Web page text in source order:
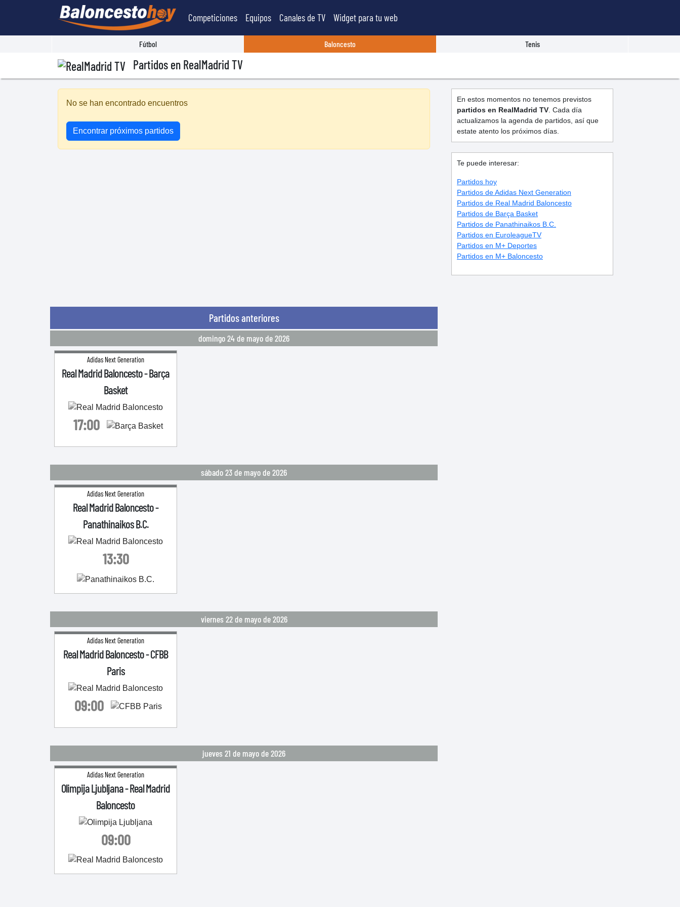
Competiciones Equipos Canales de TV Widget para tu web
Fútbol Baloncesto Tenis
Partidos en RealMadrid TV
No se han encontrado encuentros
Encontrar próximos partidos
Partidos anteriores
domingo 24 de mayo de 2026
Adidas Next Generation
Real Madrid Baloncesto-Barça
Basket
17:00
sábado 23 de mayo de 2026
Adidas Next Generation
Real Madrid Baloncesto-
Panathinaikos B.C.
13:30
viernes 22 de mayo de 2026
Adidas Next Generation
Real Madrid Baloncesto-CFBB
Paris
09:00
jueves 21 de mayo de 2026
Adidas Next Generation
Olimpija Ljubljana-Real Madrid
Baloncesto
09:00
En estos momentos no tenemos previstos
partidos en RealMadrid TV . Cada día
actualizamos la agenda de partidos, así que
estate atento los próximos días.
Te puede interesar:
Partidos hoy
Partidos de Adidas Next Generation
Partidos de Real Madrid Baloncesto
Partidos de Barça Basket
Partidos de Panathinaikos B.C.
Partidos en EuroleagueTV
Partidos en M+ Deportes
Partidos en M+ Baloncesto